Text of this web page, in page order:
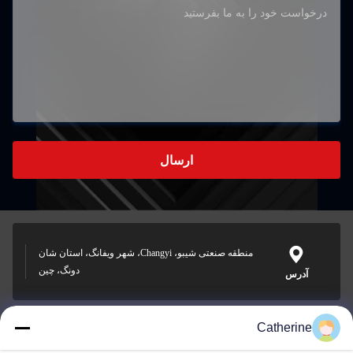
ارسال
آدرس
منطقه صنعتی شیبو، Changyi، شهر ویفانگ، استان شان
دونگ، چین
Catherine